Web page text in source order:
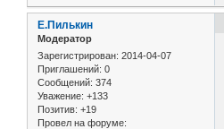
Е.Пилькин
Модератор
Зарегистрирован: 2014-04-07
Приглашений: 0
Сообщений: 374
Уважение: +133
Позитив: +19
Провел на форуме: